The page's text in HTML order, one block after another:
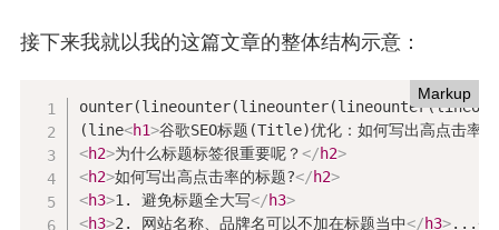
接下来我就以我的这篇文章的整体结构示意：
Markup
(line<h1>谷歌SEO标题(Title)优化：如何写出高点击率
<h2>为什么标题标签很重要呢？</h2>
<h2>如何写出高点击率的标题?</h2>
<h3>1. 避免标题全大写</h3>
<h3>2. 网站名称、品牌名可以不加在标题当中</h3>...<